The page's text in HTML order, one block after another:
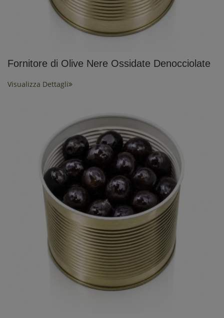
Fornitore di Olive Nere Ossidate Denocciolate
Visualizza Dettagli